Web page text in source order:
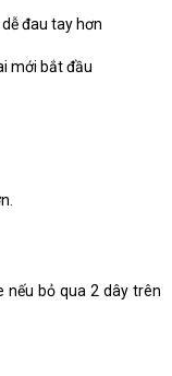
đau tay hơn
mới bắt đầu
nếu bỏ qua 2 dây trên